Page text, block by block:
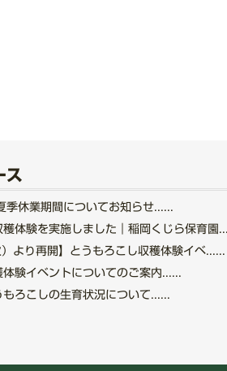
ス
休業期間についてお知らせ......
穫体験を実施しました｜稲岡くじら保育園
より再開】とうもろこし収穫体験イベ......
体験イベントについてのご案内......
もろこしの生育状況について......